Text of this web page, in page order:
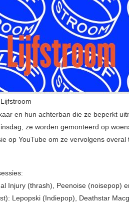
en hun achterban die ze beperkt
ze worden gemonteerd op
op YouTube om ze vervolgens overal
Injury (thrash), Peenoise (noisepop)
Lepopski (Indiepop), Deathstar